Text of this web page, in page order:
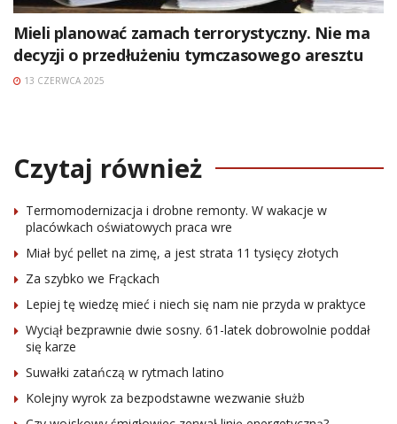
Mieli planować zamach terrorystyczny. Nie ma
decyzji o przedłużeniu tymczasowego aresztu
13 CZERWCA 2025
Czytaj również
Termomodernizacja i drobne remonty. W wakacje w
placówkach oświatowych praca wre
Miał być pellet na zimę, a jest strata 11 tysięcy złotych
Za szybko we Frąckach
Lepiej tę wiedzę mieć i niech się nam nie przyda w praktyce
Wyciął bezprawnie dwie sosny. 61-latek dobrowolnie poddał
się karze
Suwałki zatańczą w rytmach latino
Kolejny wyrok za bezpodstawne wezwanie służb